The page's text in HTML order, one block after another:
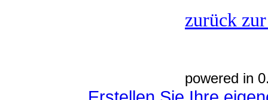
zurück
powered in